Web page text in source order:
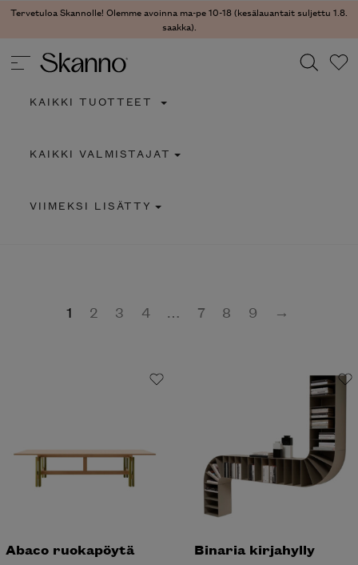
Tervetuloa Skannolle! Olemme avoinna ma-pe 10-18 (kesälauantait suljettu 1.8.
saakka).
Type 2 or more characters for results.
KAIKKI TUOTTEET
KAIKKI VALMISTAJAT
VIIMEKSI LISÄTTY
1 2 3 4 … 7 8 9 →
Abaco ruokapöytä Binaria kirjahylly